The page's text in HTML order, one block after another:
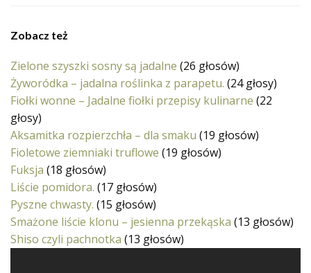
Zobacz też
Zielone szyszki sosny są jadalne (26 głosów)
Żyworódka – jadalna roślinka z parapetu. (24 głosy)
Fiołki wonne – Jadalne fiołki przepisy kulinarne (22
głosy)
Aksamitka rozpierzchła – dla smaku (19 głosów)
Fioletowe ziemniaki truflowe (19 głosów)
Fuksja (18 głosów)
Liście pomidora. (17 głosów)
Pyszne chwasty. (15 głosów)
Smażone liście klonu – jesienna przekąska (13 głosów)
Shiso czyli pachnotka (13 głosów)